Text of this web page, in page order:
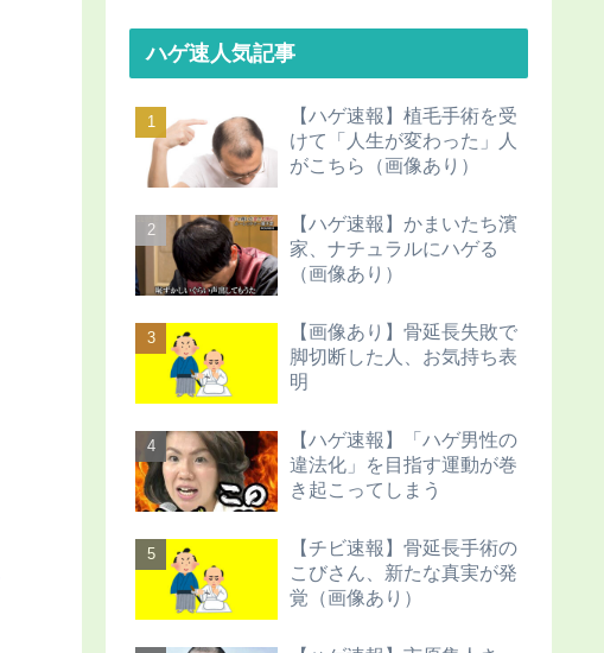
ハゲ速人気記事
【ハゲ速報】植毛手術を受
けて「人生が変わった」人
がこちら（画像あり）
【ハゲ速報】かまいたち濱
家、ナチュラルにハゲる
（画像あり）
【画像あり】骨延長失敗で
脚切断した人、お気持ち表
明
【ハゲ速報】「ハゲ男性の
違法化」を目指す運動が巻
き起こってしまう
【チビ速報】骨延長手術の
こびさん、新たな真実が発
覚（画像あり）